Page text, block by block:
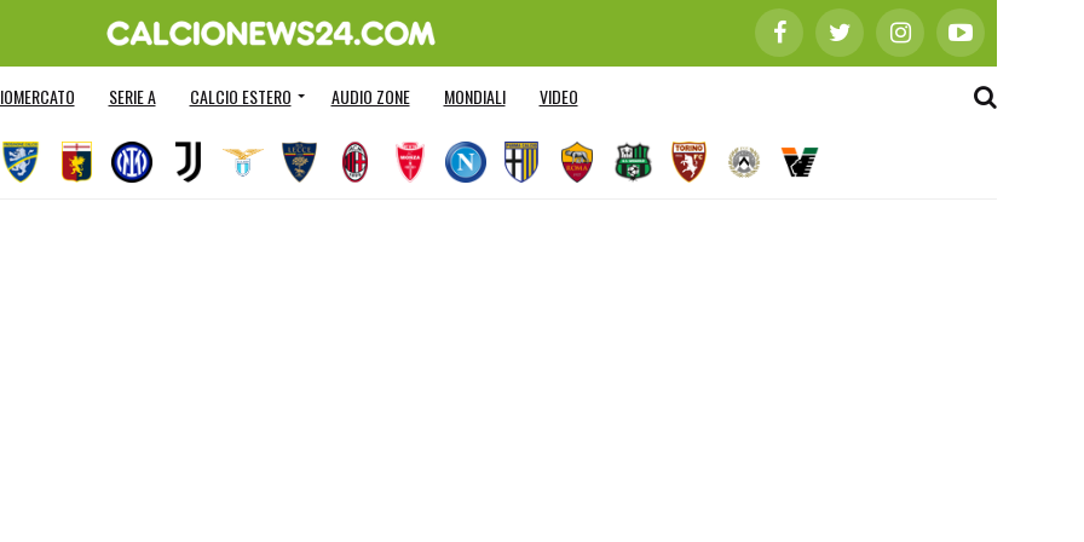
SERIE A CALCIO ESTERO AUDIO ZONE MONDIALI VIDEO